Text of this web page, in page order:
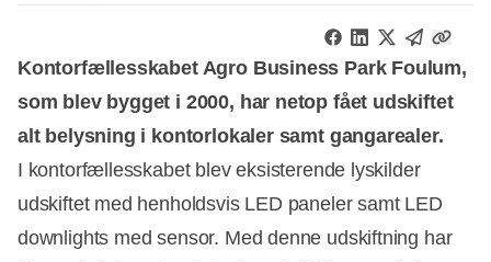
Kontorfællesskabet Agro Business Park Foulum,
som blev bygget i 2000, har netop fået udskiftet
alt belysning i kontorlokaler samt gangarealer.
I kontorfællesskabet blev eksisterende lyskilder
udskiftet med henholdsvis LED paneler samt LED
downlights med sensor. Med denne udskiftning har